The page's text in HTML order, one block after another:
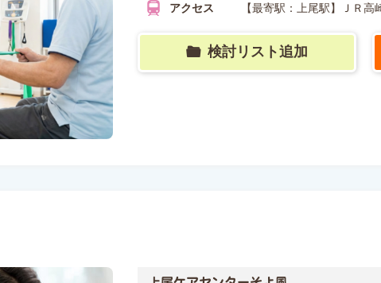
アクセス
【最寄駅：上尾駅】Ｊ
検討リスト追加